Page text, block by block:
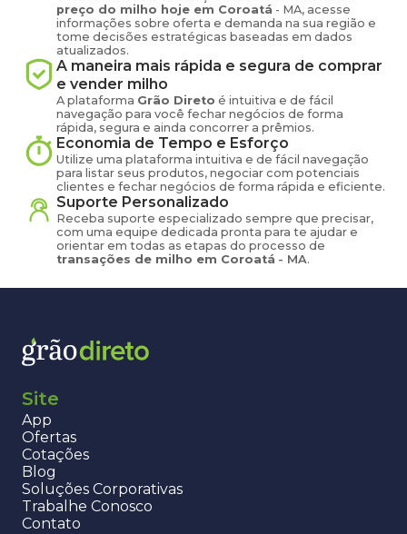
preço do milho hoje em Coroatá - MA, acesse
informações sobre oferta e demanda na sua região e
tome decisões estratégicas baseadas em dados
atualizados.
A maneira mais rápida e segura de comprar
e vender milho
A plataforma Grão Direto é intuitiva e de fácil
navegação para você fechar negócios de forma
rápida, segura e ainda concorrer a prêmios.
Economia de Tempo e Esforço
Utilize uma plataforma intuitiva e de fácil navegação
para listar seus produtos, negociar com potenciais
clientes e fechar negócios de forma rápida e eficiente.
Suporte Personalizado
Receba suporte especializado sempre que precisar,
com uma equipe dedicada pronta para te ajudar e
orientar em todas as etapas do processo de
transações de milho em Coroatá - MA.
Site
App
Ofertas
Cotações
Blog
Soluções Corporativas
Trabalhe Conosco
Contato